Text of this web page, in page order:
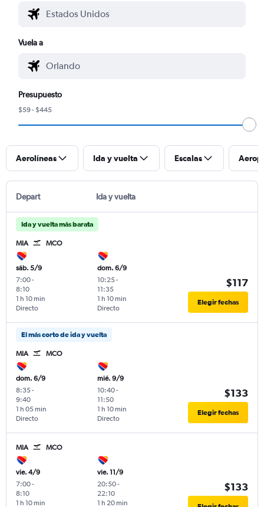
Vuela a
Presupuesto
$59 - $445
Aerolíneas Ida y vuelta Escalas
Depart Ida y vuelta
Ida y vuelta más barata
MIA MCO
sáb. 5/9
7:00-
8:10
Directo
1 h 10 min
dom. 6/9
10:25-
11:35
Directo
1 h 10 min
$117
Elegir fechas
El más corto de ida y vuelta
MIA MCO
dom. 6/9
8:35-
9:40
Directo
1 h 05 min
mié. 9/9
10:40-
11:50
Directo
1 h 10 min
$133
Elegir fechas
MIA MCO
vie. 4/9
7:00-
8:10
1 h 10 min
vie. 11/9
20:50-
22:10
1 h 20 min
$133